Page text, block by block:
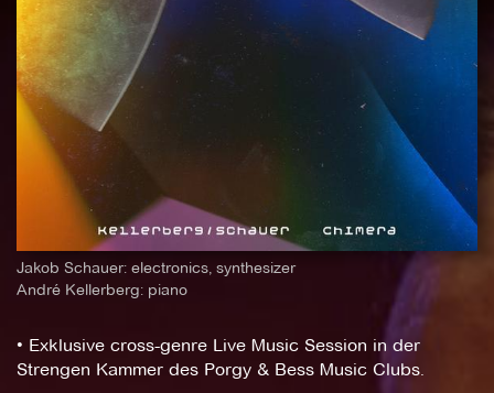
Jakob Schauer: electronics, synthesizer
André Kellerberg: piano
• Exklusive cross-genre Live Music Session in der
Strengen Kammer des Porgy & Bess Music Clubs.